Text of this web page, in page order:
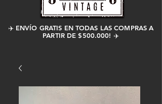
✈️ ENVÍO GRATIS EN TODAS LAS COMPRAS A
PARTIR DE $500.000! ✈️